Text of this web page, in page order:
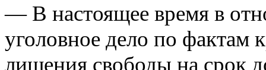
— В настоящее время в
уголовное дело по фактам
лишения свободы на срок